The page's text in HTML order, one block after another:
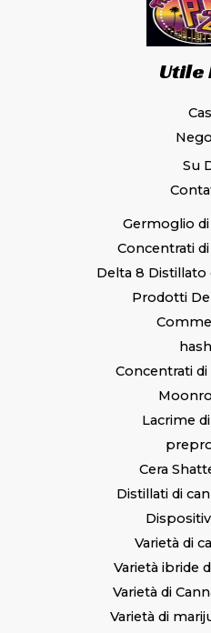
Utile
Su
Germoglio
Concentrati
Delta 8 Distillato
Prodotti
hash
Concentrati di
Lacrime
Cera
Distillati di
Varietà di
Varietà ibride
Varietà di
Varietà di